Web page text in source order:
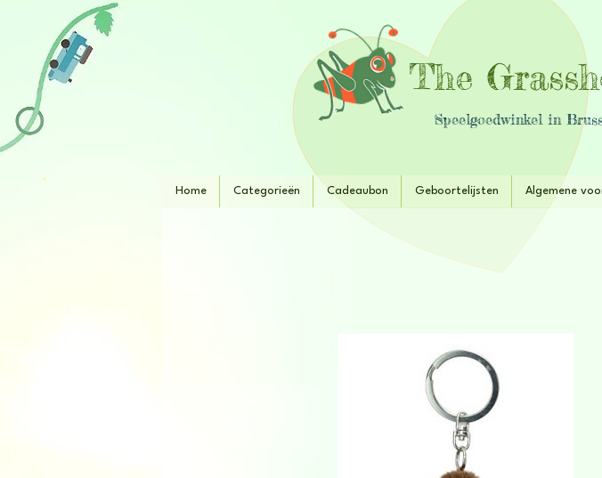
The
Speelgoedwinkel in
Home Categorieën Cadeaubon Geboortelijsten Algemene